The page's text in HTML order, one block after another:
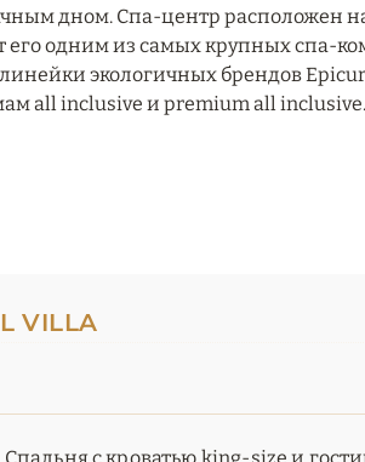
дном. Спа-центр расположен
его одним из самых крупных спа-
экологичных брендов
all inclusive и premium all inclusive.
VILLA